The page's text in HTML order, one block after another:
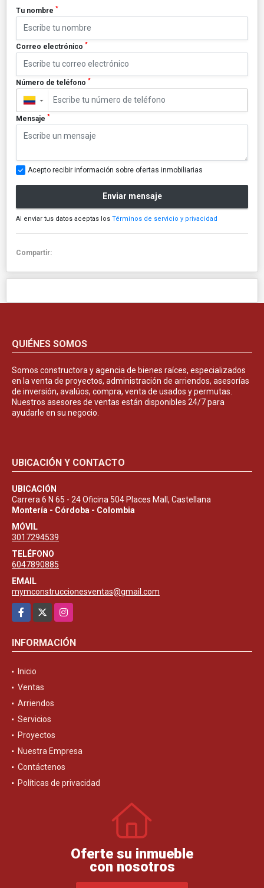
Tu nombre *
Correo electrónico *
Número de teléfono *
▼
Mensaje *
Acepto recibir información sobre ofertas inmobiliarias
Enviar mensaje
Al enviar tus datos aceptas los Términos de servicio y privacidad
Compartir:
QUIÉNES SOMOS
Somos constructora y agencia de bienes raíces, especializados
en la venta de proyectos, administración de arriendos, asesorías
de inversión, avalúos, compra, venta de usados y permutas.
Nuestros asesores de ventas están disponibles 24/7 para
ayudarle en su negocio.
UBICACIÓN Y CONTACTO
UBICACIÓN
Carrera 6 N 65 - 24 Oficina 504 Places Mall, Castellana
Montería - Córdoba - Colombia
MÓVIL
3017294539
TELÉFONO
6047890885
EMAIL
mymconstruccionesventas@gmail.com
Facebook
Instagram
INFORMACIÓN
Inicio
Ventas
Arriendos
Servicios
Proyectos
Nuestra Empresa
Contáctenos
Políticas de privacidad
Oferte su inmueble
con nosotros